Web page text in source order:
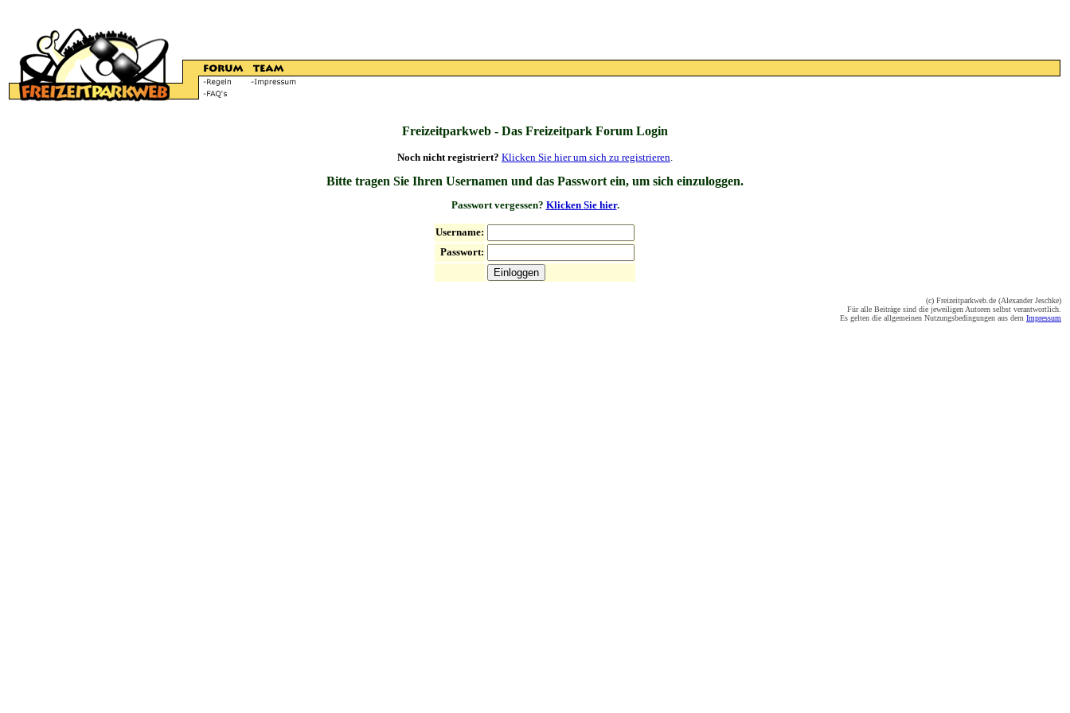
Freizeitparkweb - Das Freizeitpark Forum Login
Noch nicht registriert? Klicken Sie hier um sich zu registrieren.
Bitte tragen Sie Ihren Usernamen und das Passwort ein, um sich einzuloggen.
Passwort vergessen? Klicken Sie hier.
Username:
Passwort:
(c) Freizeitparkweb.de (Alexander Jeschke)
Für alle Beiträge sind die jeweiligen Autoren selbst verantwortlich.
Es gelten die allgemeinen Nutzungsbedingungen aus dem Impressum